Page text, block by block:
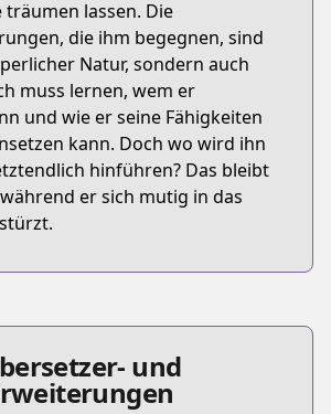
lassen. Die
die ihm begegnen, sind
Natur, sondern auch
muss lernen, wem er
und wie er seine Fähigkeiten
kann. Doch wo wird ihn
hinführen? Das bleibt
er sich mutig in das
und